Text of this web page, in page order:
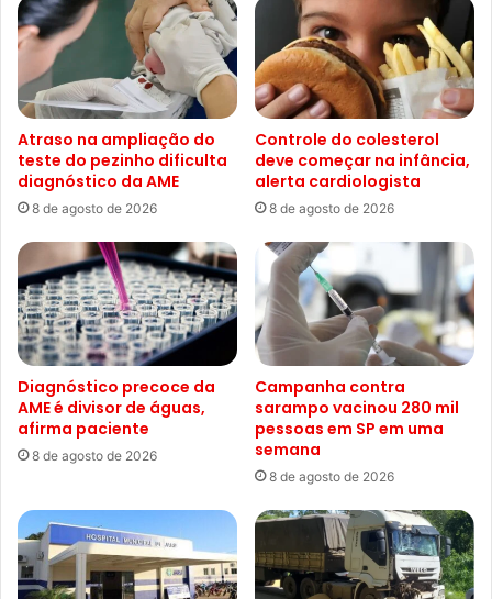
Atraso na ampliação do
teste do pezinho dificulta
diagnóstico da AME
8 de agosto de 2026
Controle do colesterol
deve começar na infância,
alerta cardiologista
8 de agosto de 2026
Diagnóstico precoce da
AME é divisor de águas,
afirma paciente
8 de agosto de 2026
Campanha contra
sarampo vacinou 280 mil
pessoas em SP em uma
semana
8 de agosto de 2026